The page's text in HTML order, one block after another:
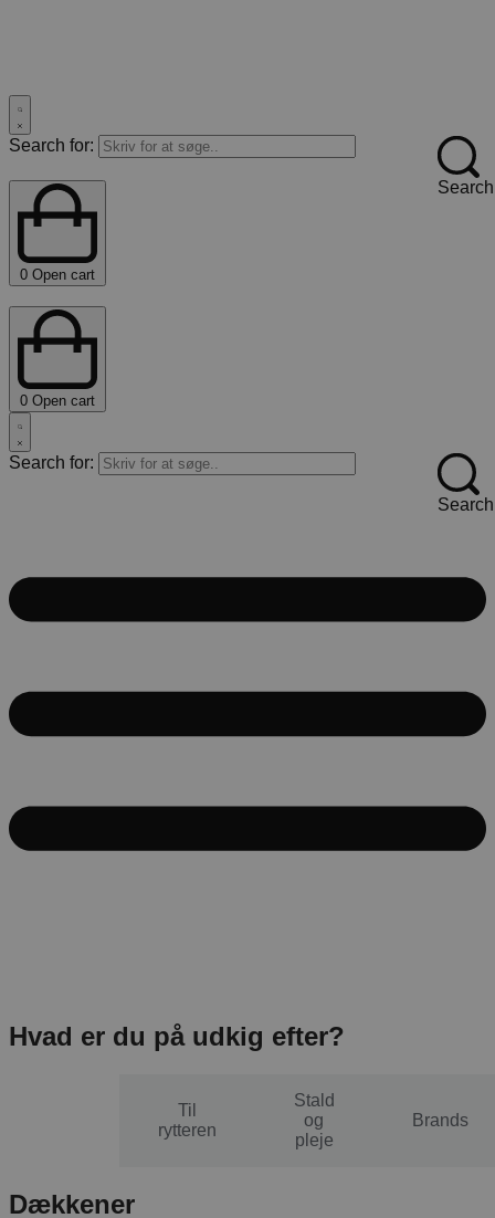
Search for:
Search
0 Open cart
0 Open cart
Search for:
Search
Hvad er du på udkig efter?
Til
rytteren
Stald
og
pleje
Brands
Dækkener